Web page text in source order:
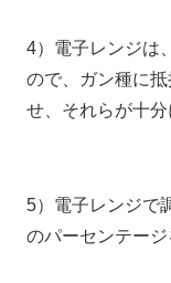
4）電子レンジは
ので、ガン種に
せ、それらが十分
5）電子レンジで
のパーセンテージ